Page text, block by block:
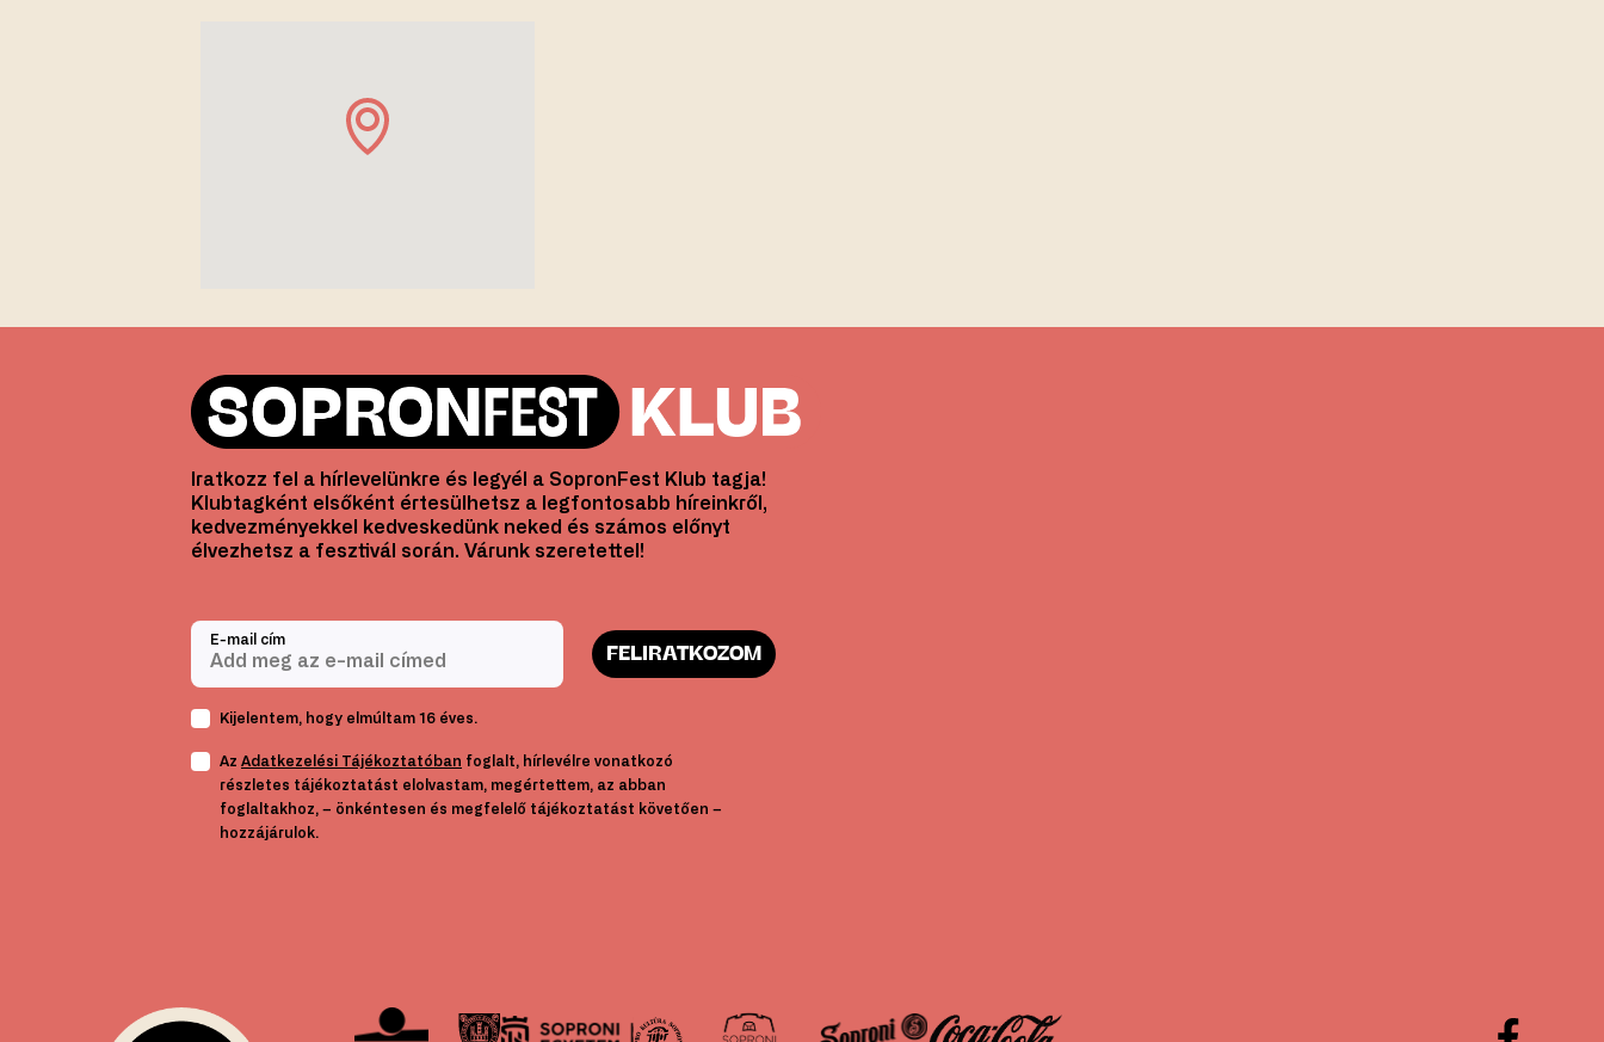
Iratkozz fel a hírlevelünkre és legyél a SopronFest Klub tagja!
Klubtagként elsőként értesülhetsz a legfontosabb híreinkről,
kedvezményekkel kedveskedünk neked és számos előnyt
élvezhetsz a fesztivál során. Várunk szeretettel!
E-mail cím
FELIRATKOZOM
Kijelentem, hogy elmúltam 16 éves.
Az Adatkezelési Tájékoztatóban foglalt, hírlevélre vonatkozó
részletes tájékoztatást elolvastam, megértettem, az abban
foglaltakhoz, – önkéntesen és megfelelő tájékoztatást követően –
hozzájárulok.